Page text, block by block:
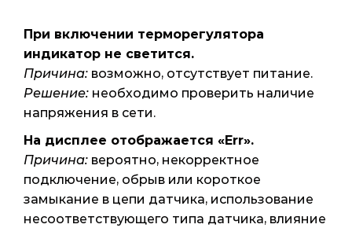
При включении терморегулятора
индикатор не светится.
Причина: возможно, отсутствует питание.
Решение: необходимо проверить наличие
напряжения в сети.
На дисплее отображается «Err».
Причина: вероятно, некорректное
подключение, обрыв или короткое
замыкание в цепи датчика, использование
несоответствующего типа датчика, влияние